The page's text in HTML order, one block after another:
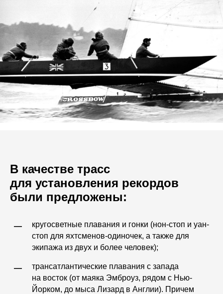
В качестве трасс
для установления рекордов
были предложены:
—
кругосветные плавания и гонки (нон-стоп и уан-
стоп для яхтсменов-одиночек, а также для
экипажа из двух и более человек);
—
трансатлантические плавания с запада
на восток (от маяка Эмброуз, рядом с Нью-
Йорком, до мыса Лизард в Англии). Причем